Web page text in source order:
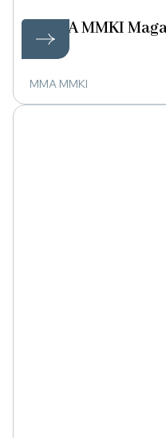
MMA MMKI
MMA MMKI